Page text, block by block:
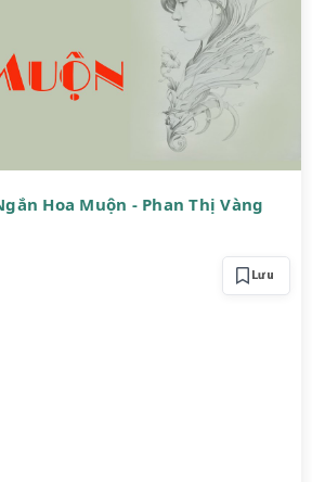
Hoa Muộn - Phan Thị Vàng
Lưu